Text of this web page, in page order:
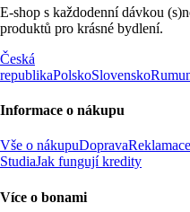
E-shop s každodenní dávkou
produktů pro krásné bydlení.
Česká
republikaPolskoSlovensko
Informace o nákupu
Vše o nákupuDoprava
StudiaJak fungují kredity
Více o bonami